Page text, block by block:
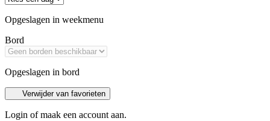
Opgeslagen in weekmenu
Bord
Opgeslagen in bord
Verwijder van favorieten
Login of maak een account aan.